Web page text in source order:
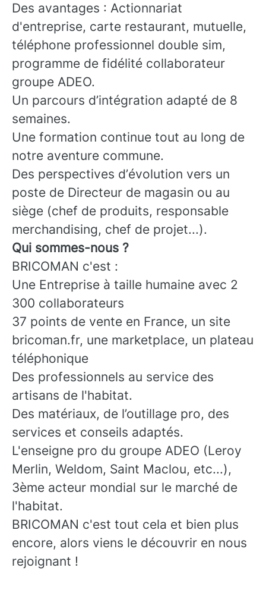
Des avantages : Actionnariat
d'entreprise, carte restaurant, mutuelle,
téléphone professionnel double sim,
programme de fidélité collaborateur
groupe ADEO.
Un parcours d’intégration adapté de 8
semaines.
Une formation continue tout au long de
notre aventure commune.
Des perspectives d’évolution vers un
poste de Directeur de magasin ou au
siège (chef de produits, responsable
merchandising, chef de projet...).
Qui sommes-nous ?
BRICOMAN c'est :
Une Entreprise à taille humaine avec 2
300 collaborateurs
37 points de vente en France, un site
bricoman.fr, une marketplace, un plateau
téléphonique
Des professionnels au service des
artisans de l'habitat.
Des matériaux, de l’outillage pro, des
services et conseils adaptés.
L'enseigne pro du groupe ADEO (Leroy
Merlin, Weldom, Saint Maclou, etc...),
3ème acteur mondial sur le marché de
l'habitat.
BRICOMAN c'est tout cela et bien plus
encore, alors viens le découvrir en nous
rejoignant !